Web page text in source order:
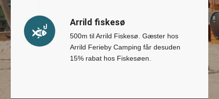
Arrild fiskesø
500m til Arrild Fiskesø. Gæster hos
Arrild Ferieby Camping får desuden
15% rabat hos Fiskesøen.